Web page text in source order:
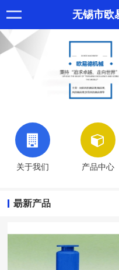
无锡市欧
关于我们 产品中心
朂新产品